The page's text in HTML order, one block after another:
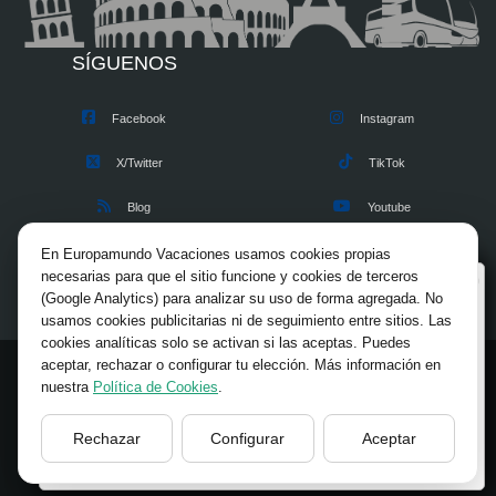
más grande del mundo. Acompañado por nuestro guía, realizará un primer
indicaciones y recomendaciones para continuar la visita de forma libre,
explorando a su ritmo las estaciones más espectaculares.
Una experiencia cultural original y accesible, incluida con un billete de
transporte público.
SÍGUENOS
Facebook
X/Twitter
Blog
Opiniones
Instagram
TikTok
Youtube
Pinterest
© 2026 Europamundo.
INICIO INFORMACION GENERAL VIAJES
RSE FUNDACIÓN
ACCESO AGENCIAS
AVISO LEGAL PRIVACIDAD
Bienvenido a Europamundo Vacaciones, está usted
en el sitio internacional de:
Wellcome to Europamundo Vacations, your in the
international site of:
cambiar/change
En Europamundo Vacaciones usamos cookies propias
necesarias para que el sitio funcione y cookies de terceros
(Google Analytics) para analizar su uso de forma agregada. No
usamos cookies publicitarias ni de seguimiento entre sitios. Las
cookies analíticas solo se activan si las aceptas. Puedes
aceptar, rechazar o configurar tu elección. Más información en
nuestra Política de Cookies.
Rechazar Configurar Aceptar